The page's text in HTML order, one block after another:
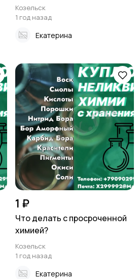
Козельск
1 год назад
Екатерина
1 ₽
Что делать с просроченной
химией?
Козельск
1 год назад
Екатерина